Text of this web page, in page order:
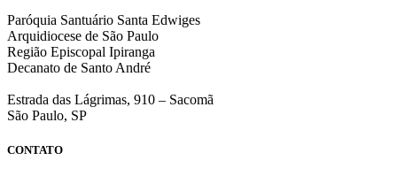
Paróquia Santuário Santa Edwiges
Arquidiocese de São Paulo
Região Episcopal Ipiranga
Decanato de Santo André
Estrada das Lágrimas, 910 – Sacomã
São Paulo, SP
CONTATO